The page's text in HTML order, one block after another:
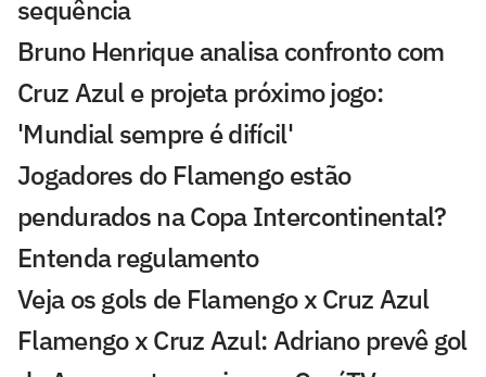
sequência
Bruno Henrique analisa confronto com
Cruz Azul e projeta próximo jogo:
'Mundial sempre é difícil'
Jogadores do Flamengo estão
pendurados na Copa Intercontinental?
Entenda regulamento
Veja os gols de Flamengo x Cruz Azul
Flamengo x Cruz Azul: Adriano prevê gol